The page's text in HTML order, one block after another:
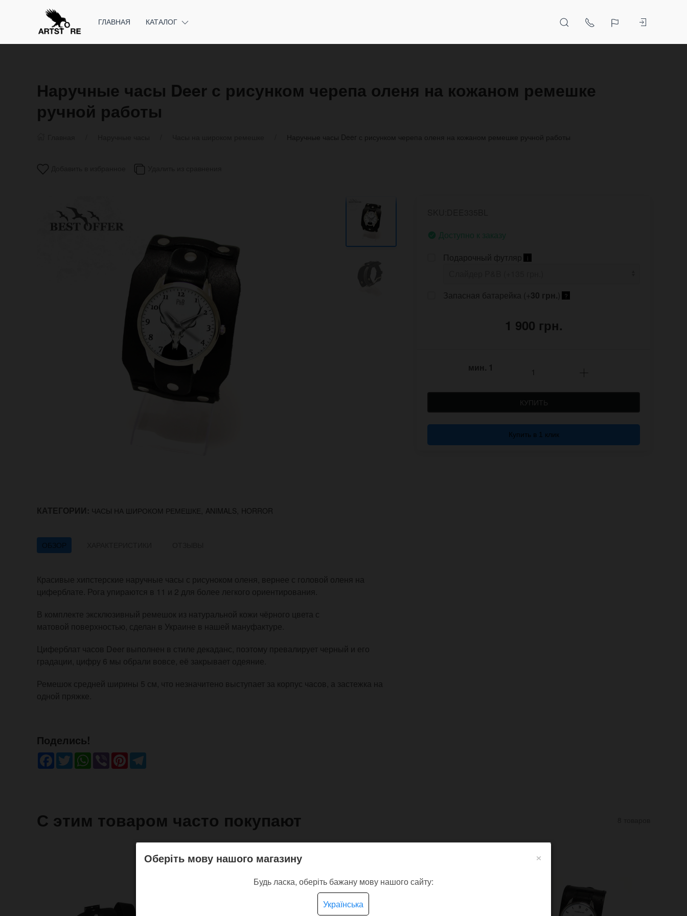
ГЛАВНАЯ КАТАЛОГ
Наручные часы Deer с рисунком черепа оленя на кожаном ремешке
ручной работы
Наручные часы Deer с рисунком черепа оленя на кожаном ремешке ручной работы
КАТЕГОРИИ: ЧАСЫ НА ШИРОКОМ РЕМЕШКЕ, ANIMALS, HORROR
ОБЗОР
Красивые хипстерские наручные часы с рисуноком оленя, вернее с головой оленя на
циферблате. Рога упираются в 11 и 2 для более легкого ориентирования.
В комплекте эксклюзивный ремешок из натуральной кожи чёрного цвета с
матовой поверхностью, сделан в Украине в нашей мануфактуре.
Циферблат часов Deer выполнен в стиле декаданс, поэтому превалирует черный и его
градации, цифру 6 мы обрали вовсе, её закрывает одеяние.
Ремешок средней ширины 5 см, что незначитено выступает за корпус часов, а застежка на
одной пряжке.
Доступно к заказу
Подарочный футляр
i
Запасная батарейка (+30 грн.) ?
1 900 грн.
мин. 1
КУПИТЬ
Купить в 1 клик
Поделись!
Facebook
TwitterWhatsApp
ViberPinterest
С этим товаром часто покупают
×
Оберіть мову нашого магазину
Будь ласка, оберіть бажану мову нашого сайту:
Українська